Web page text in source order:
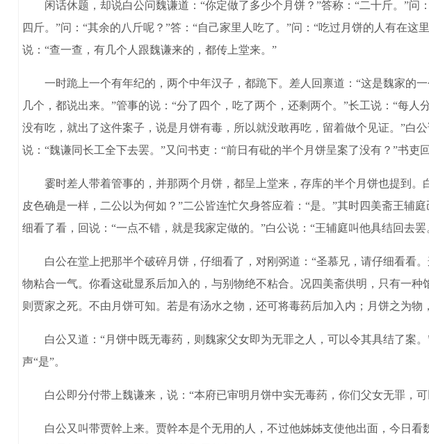
闲话休题，却说白公问魏谦道：“你定做了多少个月饼？”答称：“二十斤。”问
四斤。”问：“其余的八斤呢？”答：“自己家里人吃了。”问：“吃过月饼的人有在
说：“查一查，有几个人跟魏谦来的，都传上堂来。”
一时跪上一个有年纪的，两个中年汉子，都跪下。差人回禀道：“这是魏家的一
几个，都说出来。”管事的说：“分了四个，吃了两个，还剩两个。”长工说：“每
没有吃，就出了这件案子，说是月饼有毒，所以就没敢再吃，留着做个见证。”白
说：“魏谦同长工全下去罢。”又问书吏：“前日有砒的半个月饼呈案了没有？”书吏
霎时差人带着管事的，并那两个月饼，都呈上堂来，存库的半个月饼也提到。
皮色确是一样，二公以为何如？”二公皆连忙欠身答应着：“是。”其时四美斋王辅
细看了看，回说：“一点不错，就是我家定做的。”白公说：“王辅庭叫他具结回去罢
白公在堂上把那半个破碎月饼，仔细看了，对刚弼道：“圣慕兄，请仔细看看
物粘合一气。你看这砒显系后加入的，与别物绝不粘合。况四美斋供明，只有一
则贾家之死。不由月饼可知。若是有汤水之物，还可将毒药后加入内；月饼之为
白公又道：“月饼中既无毒药，则魏家父女即为无罪之人，可以令其具结了案。
声“是”。
白公即分付带上魏谦来，说：“本府已审明月饼中实无毒药，你们父女无罪，可
白公又叫带贾幹上来。贾幹本是个无用的人，不过他姊姊支使他出面，今日看